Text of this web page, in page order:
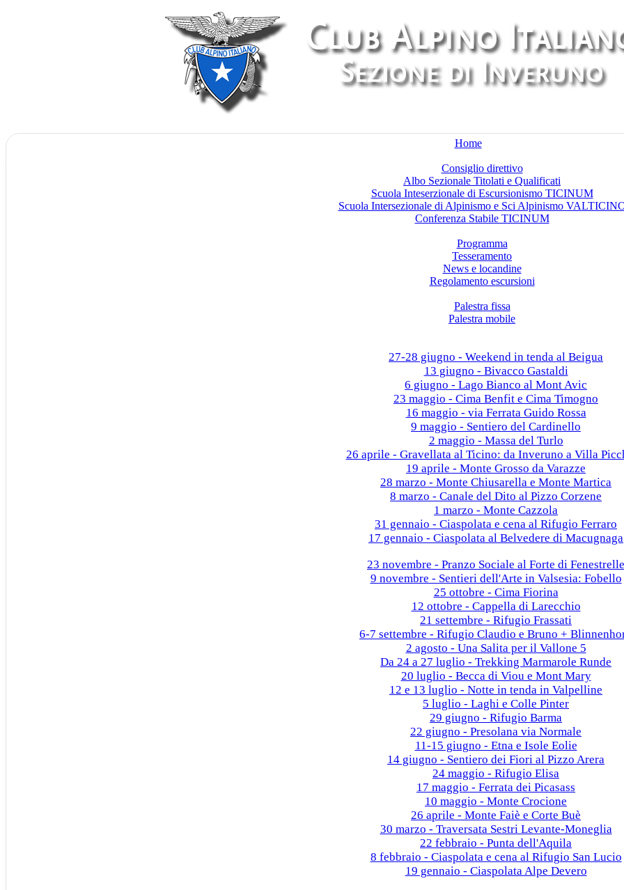
Home
Consiglio direttivo
Albo Sezionale Titolati e Qualificati
Scuola Inteserzionale di Escursionismo TICINUM
Scuola Intersezionale di Alpinismo e Sci Alpinismo
Conferenza Stabile TICINUM
Programma
Tesseramento
News e locandine
Regolamento escursioni
Palestra fissa
Palestra mobile
27-28 giugno - Weekend in tenda al Beigua
13 giugno - Bivacco Gastaldi
6 giugno - Lago Bianco al Mont Avic
23 maggio - Cima Benfit e Cima Timogno
16 maggio - via Ferrata Guido Rossa
9 maggio - Sentiero del Cardinello
2 maggio - Massa del Turlo
26 aprile - Gravellata al Ticino: da Inveruno a Villa
19 aprile - Monte Grosso da Varazze
28 marzo - Monte Chiusarella e Monte Martica
8 marzo - Canale del Dito al Pizzo Corzene
1 marzo - Monte Cazzola
31 gennaio - Ciaspolata e cena al Rifugio Ferraro
17 gennaio - Ciaspolata al Belvedere di Macugnaga
23 novembre - Pranzo Sociale al Forte di Fenestrelle
9 novembre - Sentieri dell'Arte in Valsesia: Fobello
25 ottobre - Cima Fiorina
12 ottobre - Cappella di Larecchio
21 settembre - Rifugio Frassati
6-7 settembre - Rifugio Claudio e Bruno +
2 agosto - Una Salita per il Vallone 5
Da 24 a 27 luglio - Trekking Marmarole Runde
20 luglio - Becca di Viou e Mont Mary
12 e 13 luglio - Notte in tenda in Valpelline
5 luglio - Laghi e Colle Pinter
29 giugno - Rifugio Barma
22 giugno - Presolana via Normale
11-15 giugno - Etna e Isole Eolie
14 giugno - Sentiero dei Fiori al Pizzo Arera
24 maggio - Rifugio Elisa
17 maggio - Ferrata dei Picasass
10 maggio - Monte Crocione
26 aprile - Monte Faiè e Corte Buè
30 marzo - Traversata Sestri Levante-Moneglia
22 febbraio - Punta dell'Aquila
8 febbraio - Ciaspolata e cena al Rifugio San Lucio
19 gennaio - Ciaspolata Alpe Devero